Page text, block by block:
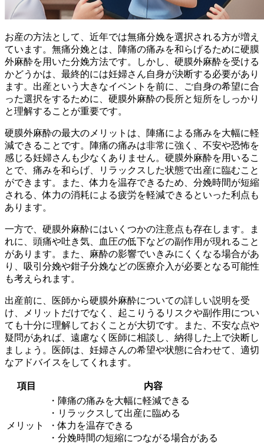
お産の方法として、近年では無痛分娩を選択される方が増え
ています。無痛分娩とは、陣痛の痛みを和らげるために硬膜
外麻酔を用いた分娩方法です。しかし、硬膜外麻酔を受ける
かどうかは、最終的には妊婦さん自身が決断する必要があり
ます。出産という大きなイベントを前に、
ご自身の希望に合
った選択をするために、硬膜外麻酔の長所と短所をしっかり
と理解することが重要です。
硬膜外麻酔の最大のメリットは、陣痛による痛みを大幅に軽
減できることです。陣痛の痛みは非常に強く、不安や恐怖を
感じる妊婦さんも少なくありません。硬膜外麻酔を用いるこ
とで、痛みを和らげ、リラックスした状態で出産に臨むこと
ができます。また、体力を温存できるため、分娩時間が短縮
される、体力の消耗による疲労を軽減できるといった利点も
あります。
一方で、硬膜外麻酔にはいくつかの注意点も存在します。ま
れに、頭痛や吐き気、血圧の低下などの副作用が現れること
があります。また、麻酔の影響でいきみにくくなる場合があ
り、吸引分娩や鉗子分娩などの医療介入が必要となる可能性
も考えられます。
出産前に、医師から硬膜外麻酔についての詳しい説明を受
け、メリットだけでなく、起こりうるリスクや副作用につい
ても十分に理解しておくことが大切です。また、不安な点や
疑問があれば、遠慮なく医師に相談し、納得した上で決断し
ましょう。医師は、妊婦さんの希望や状態に合わせて、適切
なアドバイスをしてくれます。
項目 内容
メリット
・陣痛の痛みを大幅に軽減できる
・リラックスして出産に臨める
・体力を温存できる
・分娩時間の短縮につながる場合がある